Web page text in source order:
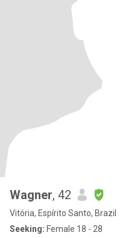
Wagner, 42
Vitória, Espírito Santo, Brazil
Seeking: Female 18 - 28